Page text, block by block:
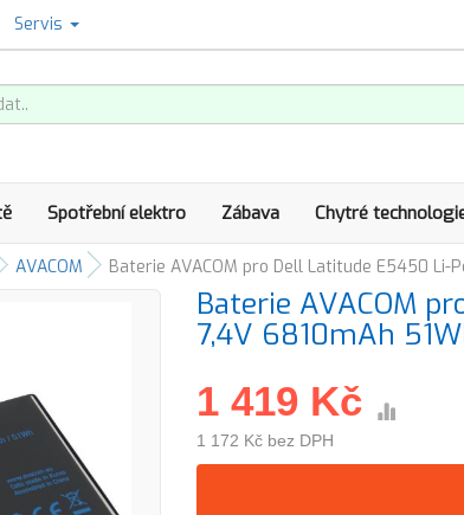
Servis
Spotřební elektro Zábava Chytré
AVACOM Baterie AVACOM pro Dell Latitude E5450 Li-
Baterie AVACOM
7,4V 6810mAh
1 419 Kč
1 172 Kč bez DPH